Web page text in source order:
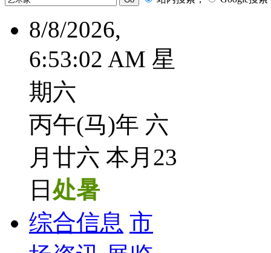
8/8/2026,
6:53:03 AM 星
期六
丙午(马)年 六
月廿六 本月23
日处暑
综合信息 市